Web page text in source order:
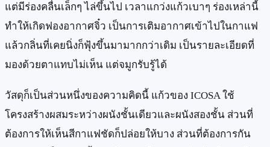
แต่มีร่องคลื่นเล็กๆ ไล่ขึ้นไป เวลาแกว่งแก้วเบาๆ ร่องเหล่านี้
ทำให้เกิดฟองอากาศจิ๋ว เป็นการเติมอากาศเข้าไปในกาแฟ
แล้วกลิ่นที่เคยนิ่งก็ฟุ้งขึ้นมามากกว่าเดิม เป็นรายละเอียดที่
มองด้วยตาแทบไม่เห็น แต่จมูกรับรู้ได้
วัสดุก็เป็นส่วนหนึ่งของความคิดนี้ แก้วของ ICOSA ใช้
โครงสร้างผสมระหว่างผนังชั้นเดียวและผนังสองชั้น ส่วนที่
ต้องการให้เห็นสีกาแฟชัดก็ปล่อยให้บาง ส่วนที่ต้องการกัน